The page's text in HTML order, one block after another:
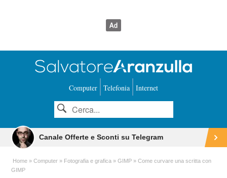
Computer Telefonia Internet
Canale Offerte e Sconti su Telegram
Home Computer Fotografia e grafica GIMP
Come curvare una scritta con
GIMP